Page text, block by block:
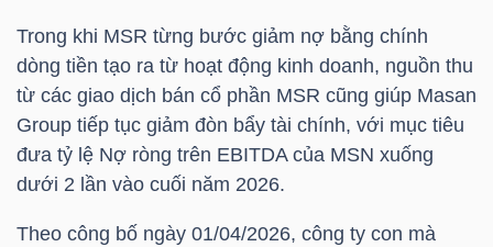
Trong khi MSR từng bước giảm nợ bằng chính
dòng tiền tạo ra từ hoạt động kinh doanh, nguồn thu
từ các giao dịch bán cổ phần MSR cũng giúp Masan
Group tiếp tục giảm đòn bẩy tài chính, với mục tiêu
đưa tỷ lệ Nợ ròng trên EBITDA của MSN xuống
dưới 2 lần vào cuối năm 2026.
Theo công bố ngày 01/04/2026, công ty con mà
CỔ
PHIẾU
PHÁI